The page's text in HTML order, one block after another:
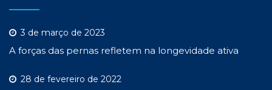
3 de março de 2023
A forças das pernas refletem na longevidade ativa
28 de fevereiro de 2022